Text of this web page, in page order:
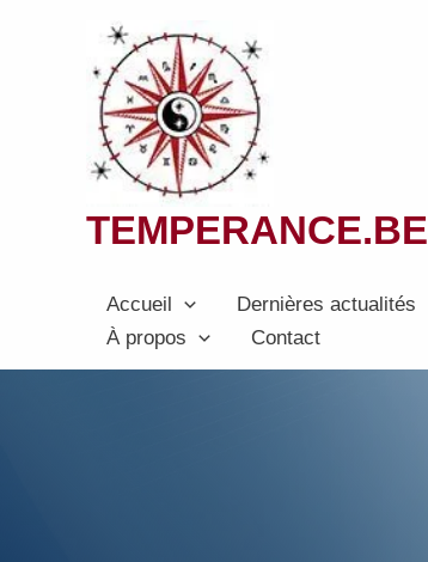
TEMPERANCE.BE
Accueil Dernières actualités
À propos
Contact